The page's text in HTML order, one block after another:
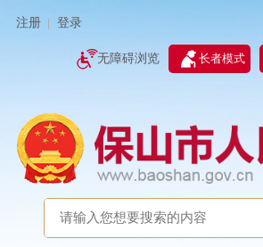
注册 登录
无障碍浏览 长者模式